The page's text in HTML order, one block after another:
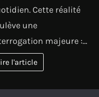
Cette réalité
une
majeure :…
l'article